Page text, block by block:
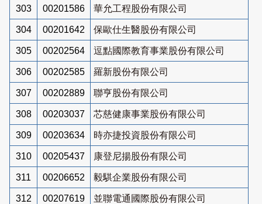
303 00201586 華允工程股份有限公司
304 00201642 保歐仕生醫股份有限公司
305 00202564 逗點國際教育事業股份有限公司
306 00202585 羅新股份有限公司
307 00202889 聯亨股份有限公司
308 00203037 芯慈健康事業股份有限公司
309 00203634 時亦捷投資股份有限公司
310 00205437 康登尼揚股份有限公司
311 00206652 毅騏企業股份有限公司
312 00207619 並聯電通國際股份有限公司